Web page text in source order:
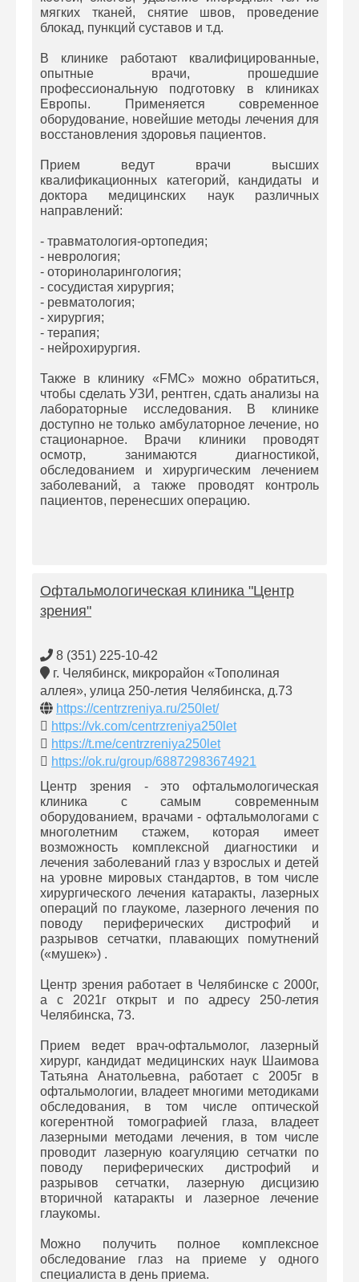
мягких тканей, снятие швов, проведение
блокад, пункций суставов и т.д.
В клинике работают квалифицированные,
опытные врачи, прошедшие
профессиональную подготовку в клиниках
Европы. Применяется современное
оборудование, новейшие методы лечения для
восстановления здоровья пациентов.
Прием ведут врачи высших
квалификационных категорий, кандидаты и
доктора медицинских наук различных
направлений:
- травматология-ортопедия;
- неврология;
- оториноларингология;
- сосудистая хирургия;
- ревматология;
- хирургия;
- терапия;
- нейрохирургия.
Также в клинику «FMC» можно обратиться,
чтобы сделать УЗИ, рентген, сдать анализы на
лабораторные исследования. В клинике
доступно не только амбулаторное лечение, но
стационарное. Врачи клиники проводят
осмотр, занимаются диагностикой,
обследованием и хирургическим лечением
заболеваний, а также проводят контроль
пациентов, перенесших операцию.
Офтальмологическая клиника "Центр
зрения"
8 (351) 225-10-42
г. Челябинск, микрорайон «Тополиная
аллея», улица 250-летия Челябинска, д.73
https://centrzreniya.ru/250let/
https://vk.com/centrzreniya250let
https://t.me/centrzreniya250let
https://ok.ru/group/68872983674921
Центр зрения - это офтальмологическая
клиника с самым современным
оборудованием, врачами - офтальмологами с
многолетним стажем, которая имеет
возможность комплексной диагностики и
лечения заболеваний глаз у взрослых и детей
на уровне мировых стандартов, в том числе
хирургического лечения катаракты, лазерных
операций по глаукоме, лазерного лечения по
поводу периферических дистрофий и
разрывов сетчатки, плавающих помутнений
(«мушек») .
Центр зрения работает в Челябинске с 2000г,
а с 2021г открыт и по адресу 250-летия
Челябинска, 73.
Прием ведет врач-офтальмолог, лазерный
хирург, кандидат медицинских наук Шаимова
Татьяна Анатольевна, работает с 2005г в
офтальмологии, владеет многими методиками
обследования, в том числе оптической
когерентной томографией глаза, владеет
лазерными методами лечения, в том числе
проводит лазерную коагуляцию сетчатки по
поводу периферических дистрофий и
разрывов сетчатки, лазерную дисцизию
вторичной катаракты и лазерное лечение
глаукомы.
Можно получить полное комплексное
обследование глаз на приеме у одного
специалиста в день приема.